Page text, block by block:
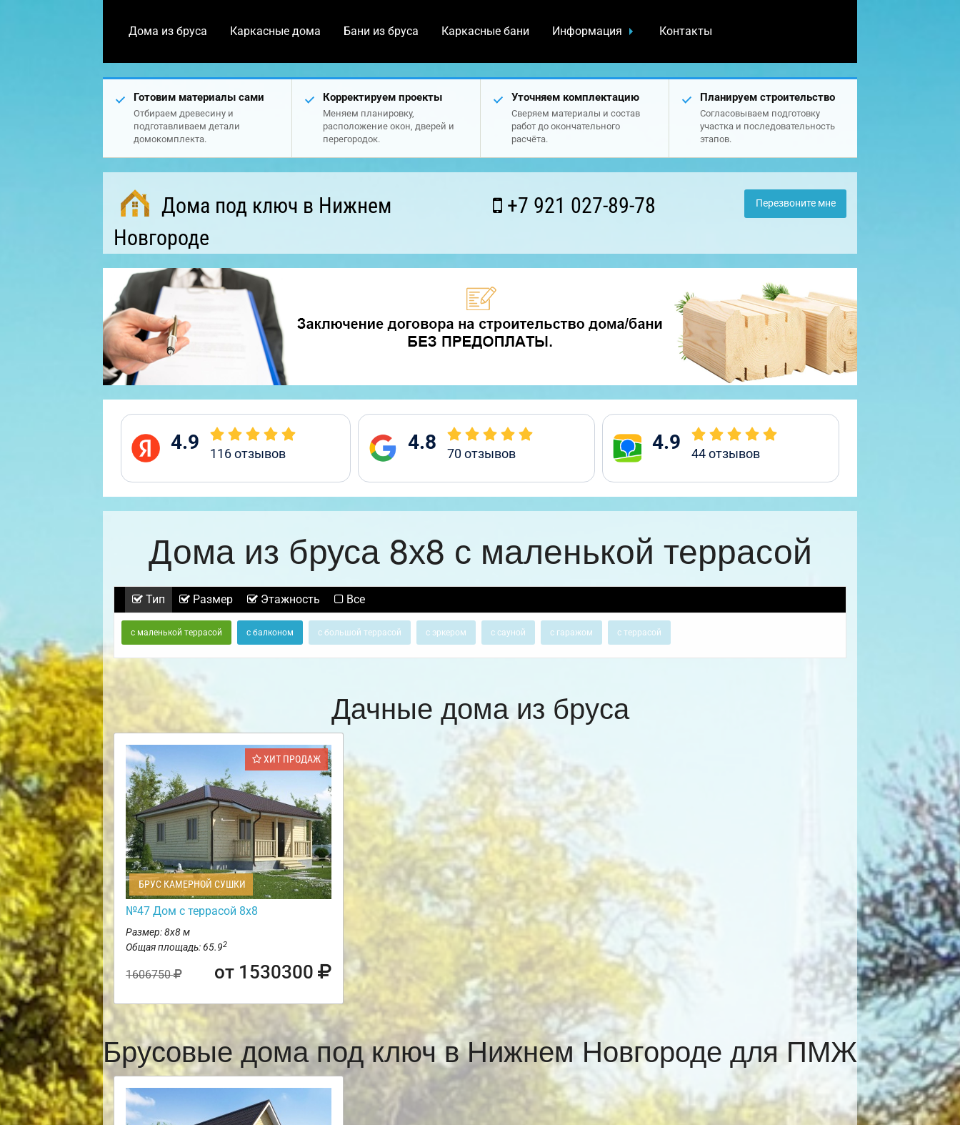
Дома из бруса Каркасные дома Бани из бруса Каркасные бани Информация Контакты
Готовим материалы сами
Отбираем древесину и
подготавливаем детали
домокомплекта.
Корректируем проекты
Меняем планировку,
расположение окон, дверей и
перегородок.
Уточняем комплектацию
Сверяем материалы и состав
работ до окончательного
расчёта.
Планируем строительство
Согласовываем подготовку
участка и последовательность
этапов.
Дома под ключ в Нижнем
Новгороде
+7 921 027-89-78 Перезвоните мне
4.9 116отзывов 4.8 70отзывов 4.9 44отзывов
Дома из бруса 8х8 с маленькой террасой
Тип Размер Этажность Все
с маленькой террасой с балконом с большой террасой с эркером с сауной с гаражом с террасой
Дачные дома из бруса
ХИТ ПРОДАЖ
БРУС КАМЕРНОЙ СУШКИ
№47 Дом с террасой 8х8
Размер: 8х8 м
Общая площадь: 65.92
1606750 от 1530300
Брусовые дома под ключ в Нижнем Новгороде для ПМЖ